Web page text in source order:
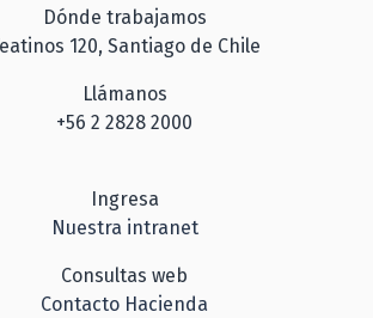
Dónde trabajamos
120, Santiago de Chile
Llámanos
+56 2 2828 2000
Ingresa
Nuestra intranet
Consultas web
Contacto Hacienda